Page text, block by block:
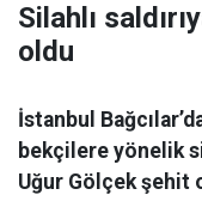
Silahlı
oldu
İstanbul
bekçilere yönelik
Uğur Gölçek şehit